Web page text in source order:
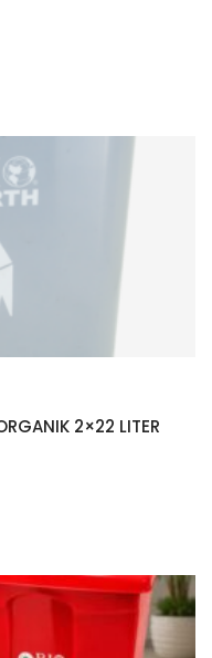
2×22 LITER